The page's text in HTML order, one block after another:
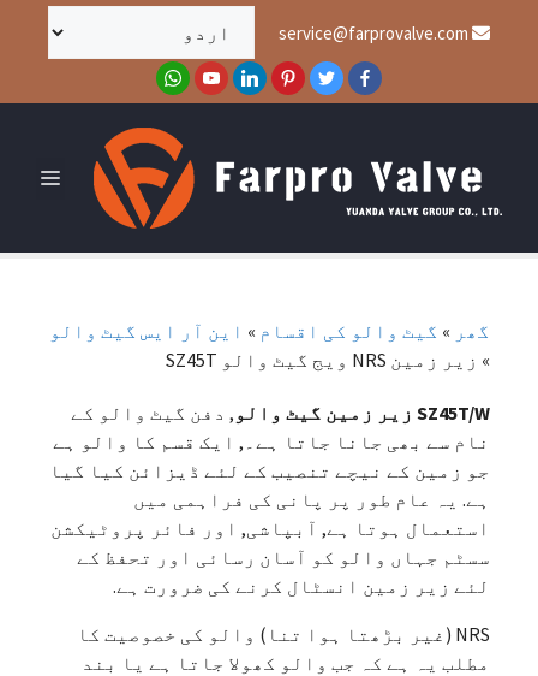
گھر » گیٹ والو کی اقسام » این آر ایس گیٹ والو
» زیر زمین NRS ویج گیٹ والو SZ45T
SZ45T/W زیر زمین گیٹ والو
, دفن گیٹ والو کے
نام سے بھی جانا جاتا ہے۔, ایک قسم کا والو ہے
جو زمین کے نیچے تنصیب کے لئے ڈیزائن کیا گیا
ہے. یہ عام طور پر پانی کی فراہمی میں
استعمال ہوتا ہے, آبپاشی, اور فائر پروٹیکشن
سسٹم جہاں والو کو آسان رسائی اور تحفظ کے
لئے زیر زمین انسٹال کرنے کی ضرورت ہے.
NRS (غیر بڑھتا ہوا تنا) والو کی خصوصیت کا
مطلب یہ ہے کہ جب والو کھولا جاتا ہے یا بند